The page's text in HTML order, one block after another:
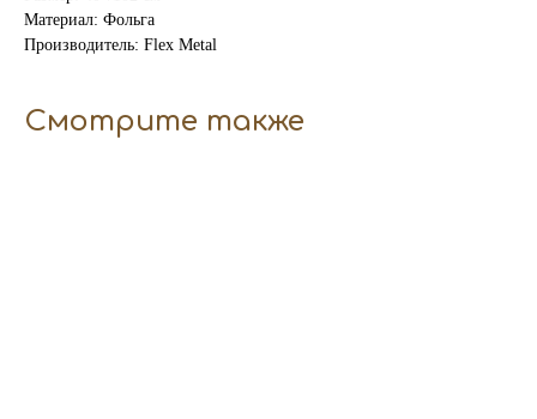
Материал: Фольга
Производитель: Flex Metal
Смотрите также